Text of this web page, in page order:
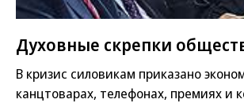
Духовные скрепки
В кризис силовикам приказано
канцтоварах, телефонах, премиях и